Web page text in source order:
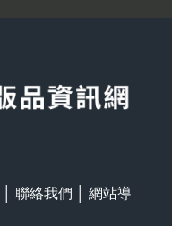
聯絡我們
網站導